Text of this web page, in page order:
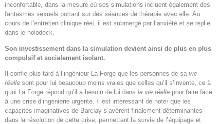
inconfortable, dans la mesure où ses simulations incluent également des
fantasmes sexuels portant sur des séances de thérapie avec elle. Au
cours de l’entretien clinique réel, il est submergé par l’anxiété et se replie
dans le holodeck.
Son investissement dans la simulation devient ainsi de plus en plus
compulsif et socialement isolant.
Il confie plus tard à l’ingénieur La Forge que les personnes de sa vie
réelle sont pour lui beaucoup moins vraies que celles qu’il s’invente, ce à
quoi La Forge répond qu’il a besoin de lui dans la vie réelle pour faire face
à une crise d’ingénierie urgente. Il est intéressant de noter que les
capacités imaginatives de Barclay s’avèrent finalement déterminantes
dans la résolution de cette crise, permettant la survie de l’équipage et